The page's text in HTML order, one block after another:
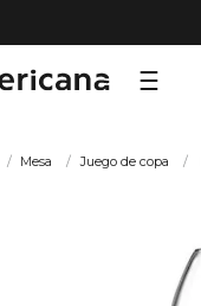
Mesa Juego de copa